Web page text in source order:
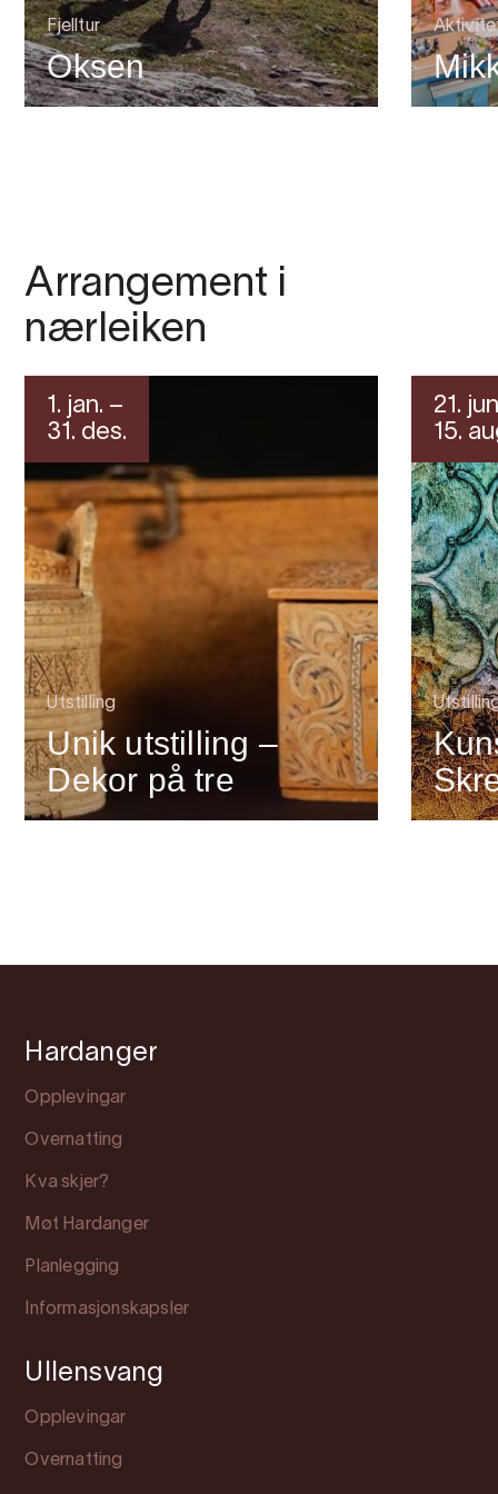
Fjelltur
Oksen
Arrangement i
nærleiken
1. jan. –
31. des.
Utstilling
Unik utstilling –
Dekor på tre
21.
15.
Hardanger
Opplevingar
Overnatting
Kva skjer?
Møt Hardanger
Planlegging
Informasjonskapsler
Ullensvang
Opplevingar
Overnatting